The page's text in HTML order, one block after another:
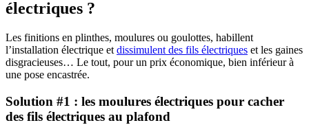
électriques ?
Les finitions en plinthes, moulures ou goulottes, habillent
l’installation électrique et dissimulent des fils électriques et les gaines
disgracieuses… Le tout, pour un prix économique, bien inférieur à
une pose encastrée.
Solution #1 : les moulures électriques pour cacher
des fils électriques au plafond